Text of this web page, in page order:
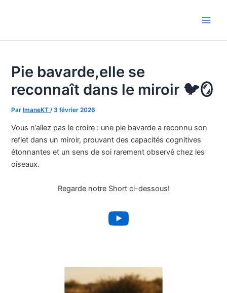
Pie bavarde,elle se
reconnaît dans le miroir 🐦🪞
ParImaneKT /3 février 2026
Vous n’allez pas le croire : une pie bavarde a reconnu son
reflet dans un miroir, prouvant des capacités cognitives
étonnantes et un sens de soi rarement observé chez les
oiseaux.
Regarde notre Short ci-dessous!
YouTube